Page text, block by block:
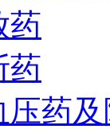
药
药
压药